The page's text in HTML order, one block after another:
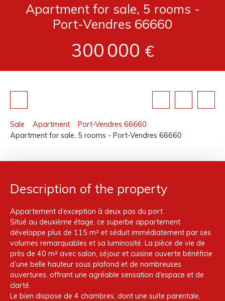
Apartment for sale, 5 rooms -
Port-Vendres 66660
300 000 €
Sale Apartment
Port-Vendres 66660
Apartment for sale, 5 rooms - Port-Vendres 66660
Description of the property
Appartement d’exception à deux pas du port.
Situé au deuxième étage, ce superbe appartement
développe plus de 115 m² et séduit immédiatement par ses
volumes remarquables et sa luminosité. La pièce de vie de
près de 40 m² avec salon, séjour et cuisine ouverte bénéficie
d’une belle hauteur sous plafond et de nombreuses
ouvertures, offrant une agréable sensation d’espace et de
clarté.
Le bien dispose de 4 chambres, dont une suite parentale,